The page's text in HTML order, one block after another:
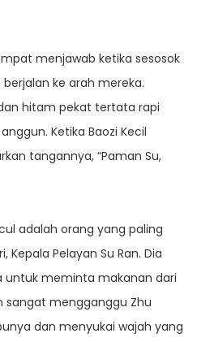
menjawab ketika sesosok
ke arah mereka.
hitam pekat tertata rapi
Ketika Baozi Kecil
tangannya, “Paman Su,
adalah orang yang paling
Kepala Pelayan Su Ran. Dia
untuk meminta makanan dari
sangat mengganggu Zhu
dan menyukai wajah yang